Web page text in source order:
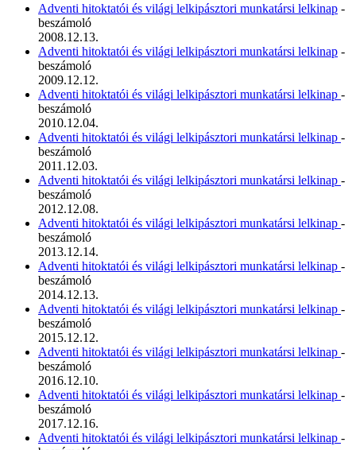
Adventi hitoktatói és világi lelkipásztori munkatársi lelkinap -
beszámoló
2008.12.13.
Adventi hitoktatói és világi lelkipásztori munkatársi lelkinap -
beszámoló
2009.12.12.
Adventi hitoktatói és világi lelkipásztori munkatársi lelkinap -
beszámoló
2010.12.04.
Adventi hitoktatói és világi lelkipásztori munkatársi lelkinap -
beszámoló
2011.12.03.
Adventi hitoktatói és világi lelkipásztori munkatársi lelkinap -
beszámoló
2012.12.08.
Adventi hitoktatói és világi lelkipásztori munkatársi lelkinap -
beszámoló
2013.12.14.
Adventi hitoktatói és világi lelkipásztori munkatársi lelkinap -
beszámoló
2014.12.13.
Adventi hitoktatói és világi lelkipásztori munkatársi lelkinap -
beszámoló
2015.12.12.
Adventi hitoktatói és világi lelkipásztori munkatársi lelkinap -
beszámoló
2016.12.10.
Adventi hitoktatói és világi lelkipásztori munkatársi lelkinap -
beszámoló
2017.12.16.
Adventi hitoktatói és világi lelkipásztori munkatársi lelkinap -